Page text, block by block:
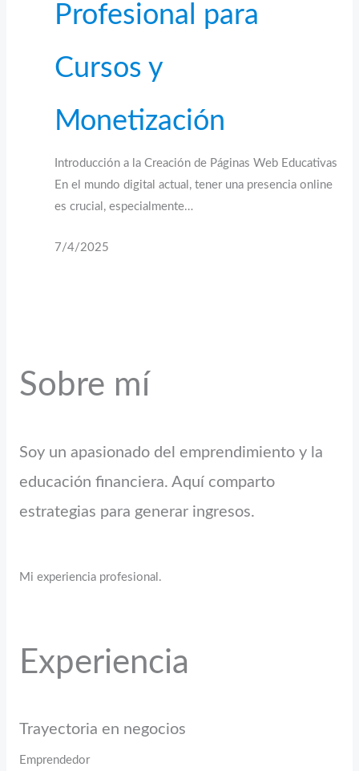
Profesional para
Cursos y
Monetización
Introducción a la Creación de Páginas Web Educativas
En el mundo digital actual, tener una presencia online
es crucial, especialmente…
7/4/2025
Sobre mí
Soy un apasionado del emprendimiento y la
educación financiera. Aquí comparto
estrategias para generar ingresos.
Mi experiencia profesional.
Experiencia
Trayectoria en negocios
Emprendedor